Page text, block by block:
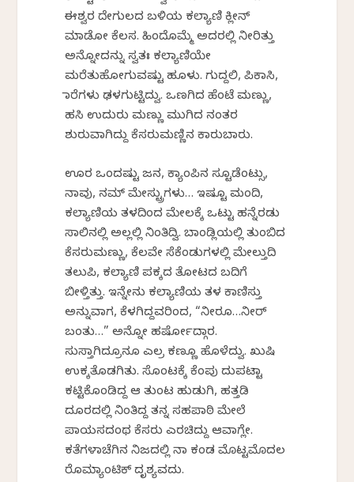
ಈಶ್ವರ ದೇಗುಲದ ಬಳಿಯ ಕಲ್ಯಾಣಿ ಕ್ಲೀನ್
ಮಾಡೋ ಕೆಲಸ. ಹಿಂದೊಮ್ಮೆ ಅದರಲ್ಲಿ ನೀರಿತ್ತು
ಅನ್ನೋದನ್ನು ಸ್ವತಃ ಕಲ್ಯಾಣಿಯೇ
ಮರೆತುಹೋಗುವಷ್ಟು ಹೂಳು. ಗುದ್ದಲಿ, ಪಿಕಾಸಿ,
ಹಾರೆಗಳು ಢಳಗುಟ್ಟಿದ್ವು. ಒಣಗಿದ ಹೆಂಟೆ ಮಣ್ಣು,
ಹಸಿ ಉದುರು ಮಣ್ಣು ಮುಗಿದ ನಂತರ
ಶುರುವಾಗಿದ್ದು ಕೆಸರುಮಣ್ಣಿನ ಕಾರುಬಾರು.
ಊರ ಒಂದಷ್ಟು ಜನ, ಕ್ಯಾಂಪಿನ ಸ್ಟೂಡೆಂಟ್ಸು,
ನಾವು, ನಮ್ ಮೇಸ್ಟ್ರುಗಳು… ಇಷ್ಟೂ ಮಂದಿ,
ಕಲ್ಯಾಣಿಯ ತಳದಿಂದ ಮೇಲಕ್ಕೆ ಒಟ್ಟು ಹನ್ನೆರಡು
ಸಾಲಿನಲ್ಲಿ ಅಲ್ಲಲ್ಲಿ ನಿಂತಿದ್ವಿ. ಬಾಂಡ್ಲಿಯಲ್ಲಿ ತುಂಬಿದ
ಕೆಸರುಮಣ್ಣು, ಕೆಲವೇ ಸೆಕೆಂಡುಗಳಲ್ಲಿ ಮೇಲ್ತುದಿ
ತಲುಪಿ, ಕಲ್ಯಾಣಿ ಪಕ್ಕದ ತೋಟದ ಬದಿಗೆ
ಬೀಳ್ತಿತ್ತು. ಇನ್ನೇನು ಕಲ್ಯಾಣಿಯ ತಳ ಕಾಣಿಸ್ತು
ಅನ್ನುವಾಗ, ಕೆಳಗಿದ್ದವರಿಂದ, “ನೀರೂ…ನೀರ್
ಬಂತು…” ಅನ್ನೋ ಹರ್ಷೋದ್ಗಾರ.
ಸುಸ್ತಾಗಿದ್ರೂನೂ ಎಲ್ರ ಕಣ್ಣೂ ಹೊಳೆದ್ವು. ಖುಷಿ
ಉಕ್ಕತೊಡಗಿತು. ಸೊಂಟಕ್ಕೆ ಕೆಂಪು ದುಪಟ್ಟಾ
ಕಟ್ಟಿಕೊಂಡಿದ್ದ ಆ ತುಂಟ ಹುಡುಗಿ, ಹತ್ತಡಿ
ದೂರದಲ್ಲಿ ನಿಂತಿದ್ದ ತನ್ನ ಸಹಪಾಠಿ ಮೇಲೆ
ಪಾಯಸದಂಥ ಕೆಸರು ಎರಚಿದ್ದು ಆವಾಗ್ಲೇ.
ಕತೆಗಳಾಚೆಗಿನ ನಿಜದಲ್ಲಿ ನಾ ಕಂಡ ಮೊಟ್ಟಮೊದಲ
ರೊಮ್ಯಾಂಟಿಕ್ ದೃಶ್ಯವದು.